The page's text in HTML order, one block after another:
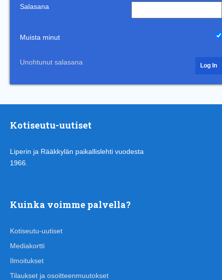
Salasana
Muista minut
Unohtunut salasana
Kotiseutu-uutiset
Liperin ja Rääkkylän paikallislehti vuodesta
1966.
Kuinka voimme palvella?
Kotiseutu-uutiset
Mediakortti
Ilmoitukset
Tilaukset ja osoitteenmuutokset